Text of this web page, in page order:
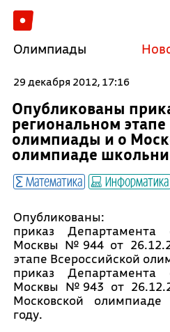
Олимпиады
29 декабря 2012, 17:16
Опубликованы
региональном
олимпиады и о
олимпиадe
Математика Информатика
Опубликованы:
приказ Департамента
Москвы №944 от
этапе Всероссийской
приказ Департамента
Москвы №943 от
Московской
году.